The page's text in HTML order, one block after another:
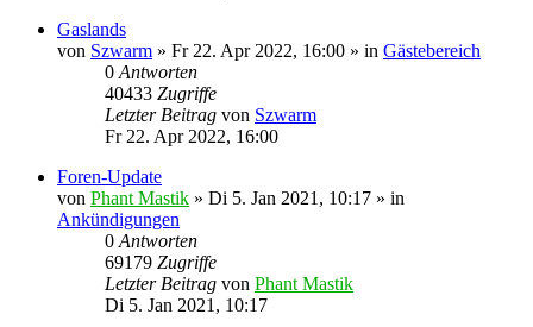
Gaslands
von Szwarm » Fr 22. Apr 2022, 16:00 » in Gästebereich
0 Antworten
40433 Zugriffe
Letzter Beitrag von Szwarm
Fr 22. Apr 2022, 16:00
Foren-Update
von Phant Mastik » Di 5. Jan 2021, 10:17 » in
Ankündigungen
0 Antworten
69179 Zugriffe
Letzter Beitrag von Phant Mastik
Di 5. Jan 2021, 10:17